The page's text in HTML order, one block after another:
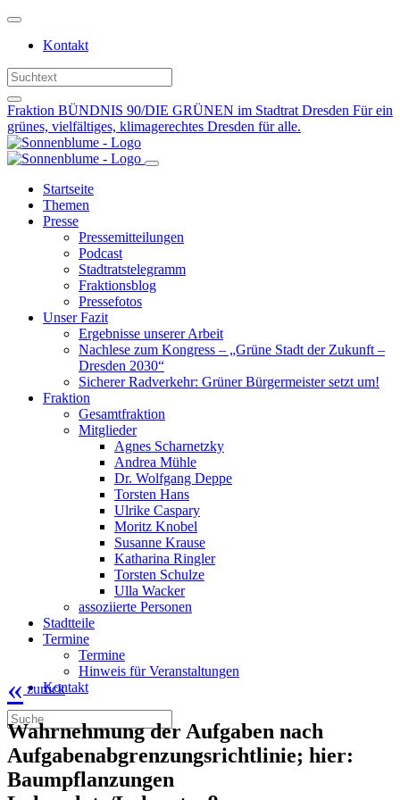
Weiter
Inhalt
Kontakt
Fraktion BÜNDNIS 90/DIE GRÜNEN im Stadtrat Dresden Für ein
grünes, vielfältiges, klimagerechtes Dresden für alle.
Startseite
Themen
Presse
Pressemitteilungen
Podcast
Stadtratstelegramm
Fraktionsblog
Pressefotos
Unser Fazit
Ergebnisse unserer Arbeit
Nachlese zum Kongress – „Grüne Stadt der Zukunft –
Dresden 2030“
Sicherer Radverkehr: Grüner Bürgermeister setzt um!
Fraktion
Gesamtfraktion
Mitglieder
Agnes Scharnetzky
Andrea Mühle
Dr. Wolfgang Deppe
Torsten Hans
Ulrike Caspary
Moritz Knobel
Susanne Krause
Katharina Ringler
Torsten Schulze
Ulla Wacker
assoziierte Personen
Stadtteile
Termine
Termine
Hinweis für Veranstaltungen
Kontakt
« zurück
Wahrnehmung der Aufgaben nach
Aufgabenabgrenzungsrichtlinie; hier:
Baumpflanzungen